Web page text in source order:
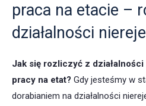
praca na etacie –
działalności
Jak się rozliczyć z
pracy na etat? Gdy jesteśmy w
dorabianiem na działalności